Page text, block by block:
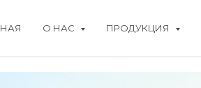
О НАС ПРОДУКЦИЯ